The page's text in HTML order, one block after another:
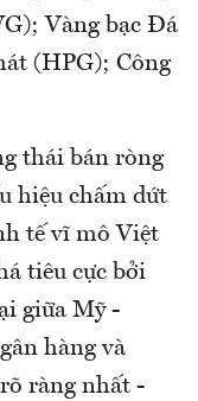
Vàng bạc Đá
(HPG); Công
thái bán ròng
hiệu chấm dứt
tế vĩ mô Việt
tiêu cực bởi
giữa Mỹ -
hàng và
ràng nhất -